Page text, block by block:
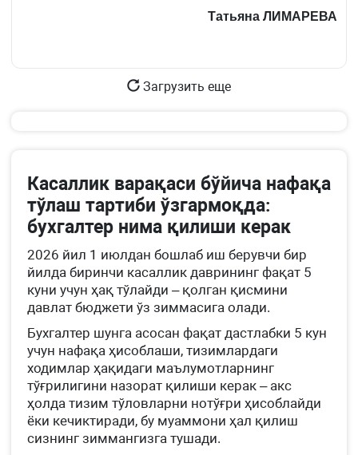
Татьяна ЛИМАРЕВА
Загрузить еще
Касаллик варақаси бўйича нафақа
тўлаш тартиби ўзгармоқда:
бухгалтер нима қилиши керак
2026 йил 1 июлдан бошлаб иш берувчи бир
йилда биринчи касаллик даврининг фақат 5
куни учун ҳақ тўлайди – қолган қисмини
давлат бюджети ўз зиммасига олади.
Бухгалтер шунга асосан фақат дастлабки 5 кун
учун нафақа ҳисоблаши, тизимлардаги
ходимлар ҳақидаги маълумотларнинг
тўғрилигини назорат қилиши керак – акс
ҳолда тизим тўловларни нотўғри ҳисоблайди
ёки кечиктиради, бу муаммони ҳал қилиш
сизнинг зиммангизга тушади.